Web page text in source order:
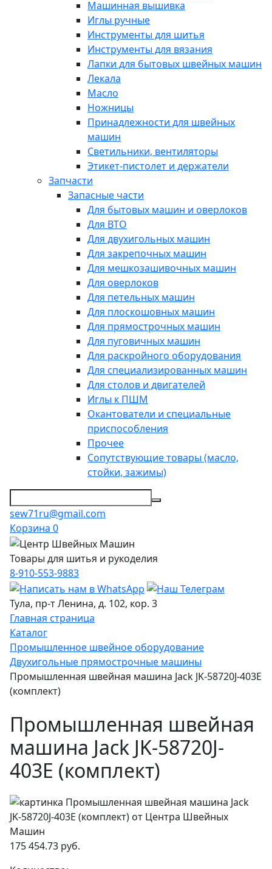
Машинная вышивка
Иглы ручные
Инструменты для шитья
Инструменты для вязания
Лапки для бытовых швейных машин
Лекала
Масло
Ножницы
Принадлежности для швейных
машин
Светильники, вентиляторы
Этикет-пистолет и держатели
Запчасти
Запасные части
Для бытовых машин и оверлоков
Для ВТО
Для двухигольных машин
Для закрепочных машин
Для мешкозашивочных машин
Для оверлоков
Для петельных машин
Для плоскошовных машин
Для прямострочных машин
Для пуговичных машин
Для раскройного оборудования
Для специализированных машин
Для столов и двигателей
Иглы к ПШМ
Окантователи и специальные
приспособления
Прочее
Сопутствующие товары (масло,
стойки, зажимы)
sew71ru@gmail.com
Корзина 0
Товары для шитья и рукоделия
8-910-553-9883
Тула, пр-т Ленина, д. 102, кор. 3
Главная страница
Каталог
Промышленное швейное оборудование
Двухигольные прямострочные машины
Промышленная швейная машина Jack JK-58720J-403E
(комплект)
Промышленная швейная
машина Jack JK-58720J-
403E (комплект)
175 454.73 руб.